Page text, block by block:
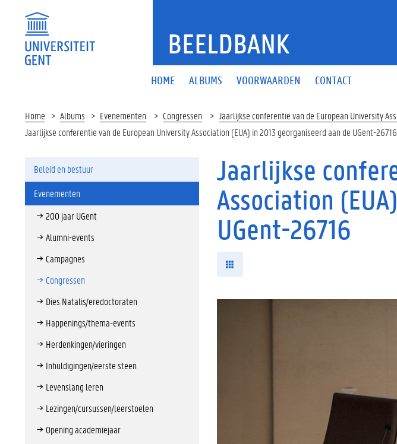
BEELDBANK
HOME ALBUMS VOORWAARDEN CONTACT
Home Albums Evenementen Congressen
Jaarlijkse conferentie van de European University
Jaarlijkse conferentie van de European University Association (EUA) in 2013 georganiseerd aan de UGent-26716
Beleid en bestuur
Evenementen
200 jaar UGent
Alumni-events
Campagnes
Congressen
Dies Natalis/eredoctoraten
Happenings/thema-events
Herdenkingen/vieringen
Inhuldigingen/eerste steen
Levenslang leren
Lezingen/cursussen/leerstoelen
Opening academiejaar
Jaarlijkse
Association
UGent-26716